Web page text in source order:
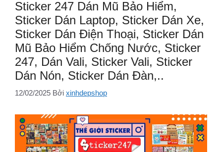
Sticker 247 Dán Mũ Bảo Hiểm,
Sticker Dán Laptop, Sticker Dán Xe,
Sticker Dán Điện Thoại, Sticker Dán
Mũ Bảo Hiểm Chống Nước, Sticker
247, Dán Vali, Sticker Vali, Sticker
Dán Nón, Sticker Dán Đàn,..
12/02/2025 Bởi xinhdepshop